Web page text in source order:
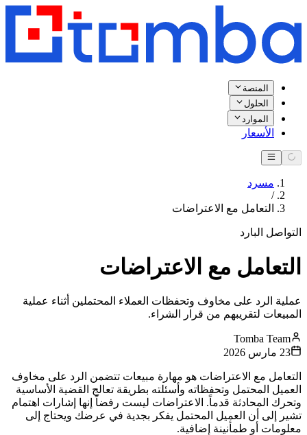
المنصة
الحلول
الموارد
الأسعار
مسرد
/
التعامل مع الاعتراضات
التواصل البارد
التعامل مع الاعتراضات
عملية الرد على مخاوف وتحفظات العملاء المحتملين أثناء عملية
المبيعات لتقريبهم من قرار الشراء.
Tomba Team
23 مارس 2026
التعامل مع الاعتراضات هو مهارة مبيعات تتضمن الرد على مخاوف
العميل المحتمل وتحفظاته وأسئلته بطريقة تعالج القضية الأساسية
وتحرك المحادثة قدماً. الاعتراضات ليست رفضاً إنها إشارات اهتمام
تشير إلى أن العميل المحتمل يفكر بجدية في عرضك ويحتاج إلى
معلومات أو طمأنينة إضافية.